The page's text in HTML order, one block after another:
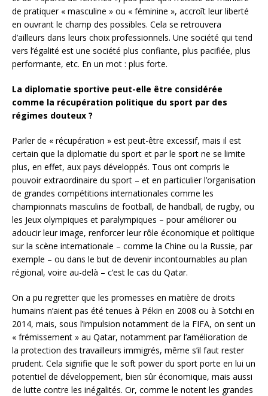
de pratiquer « masculine » ou « féminine », accroît leur liberté
en ouvrant le champ des possibles. Cela se retrouvera
d’ailleurs dans leurs choix professionnels. Une société qui tend
vers l’égalité est une société plus confiante, plus pacifiée, plus
performante, etc. En un mot : plus forte.
La diplomatie sportive peut-elle être considérée
comme la récupération politique du sport par des
régimes douteux ?
Parler de « récupération » est peut-être excessif, mais il est
certain que la diplomatie du sport et par le sport ne se limite
plus, en effet, aux pays développés. Tous ont compris le
pouvoir extraordinaire du sport – et en particulier l’organisation
de grandes compétitions internationales comme les
championnats masculins de football, de handball, de rugby, ou
les Jeux olympiques et paralympiques – pour améliorer ou
adoucir leur image, renforcer leur rôle économique et politique
sur la scène internationale – comme la Chine ou la Russie, par
exemple – ou dans le but de devenir incontournables au plan
régional, voire au-delà – c’est le cas du Qatar.
On a pu regretter que les promesses en matière de droits
humains n’aient pas été tenues à Pékin en 2008 ou à Sotchi en
2014, mais, sous l’impulsion notamment de la FIFA, on sent un
« frémissement » au Qatar, notamment par l’amélioration de
la protection des travailleurs immigrés, même s’il faut rester
prudent. Cela signifie que le soft power du sport porte en lui un
potentiel de développement, bien sûr économique, mais aussi
de lutte contre les inégalités. Or, comme le notent les grandes